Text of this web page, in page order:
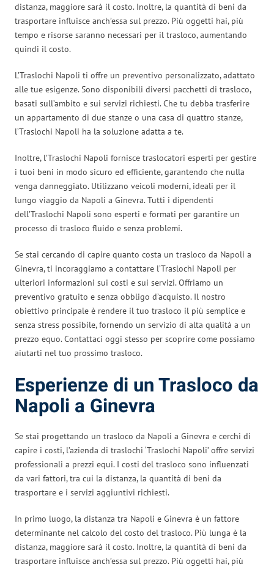
distanza, maggiore sarà il costo. Inoltre, la quantità di beni da
trasportare influisce anch’essa sul prezzo. Più oggetti hai, più
tempo e risorse saranno necessari per il trasloco, aumentando
quindi il costo.
L’Traslochi Napoli ti offre un preventivo personalizzato, adattato
alle tue esigenze. Sono disponibili diversi pacchetti di trasloco,
basati sull’ambito e sui servizi richiesti. Che tu debba trasferire
un appartamento di due stanze o una casa di quattro stanze,
l’Traslochi Napoli ha la soluzione adatta a te.
Inoltre, l’Traslochi Napoli fornisce traslocatori esperti per gestire
i tuoi beni in modo sicuro ed efficiente, garantendo che nulla
venga danneggiato. Utilizzano veicoli moderni, ideali per il
lungo viaggio da Napoli a Ginevra. Tutti i dipendenti
dell’Traslochi Napoli sono esperti e formati per garantire un
processo di trasloco fluido e senza problemi.
Se stai cercando di capire quanto costa un trasloco da Napoli a
Ginevra, ti incoraggiamo a contattare l’Traslochi Napoli per
ulteriori informazioni sui costi e sui servizi. Offriamo un
preventivo gratuito e senza obbligo d’acquisto. Il nostro
obiettivo principale è rendere il tuo trasloco il più semplice e
senza stress possibile, fornendo un servizio di alta qualità a un
prezzo equo. Contattaci oggi stesso per scoprire come possiamo
aiutarti nel tuo prossimo trasloco.
Esperienze di un Trasloco da
Napoli a Ginevra
Se stai progettando un trasloco da Napoli a Ginevra e cerchi di
capire i costi, l’azienda di traslochi ‘Traslochi Napoli’ offre servizi
professionali a prezzi equi. I costi del trasloco sono influenzati
da vari fattori, tra cui la distanza, la quantità di beni da
trasportare e i servizi aggiuntivi richiesti.
In primo luogo, la distanza tra Napoli e Ginevra è un fattore
determinante nel calcolo del costo del trasloco. Più lunga è la
distanza, maggiore sarà il costo. Inoltre, la quantità di beni da
trasportare influisce anch’essa sul prezzo. Più oggetti hai, più